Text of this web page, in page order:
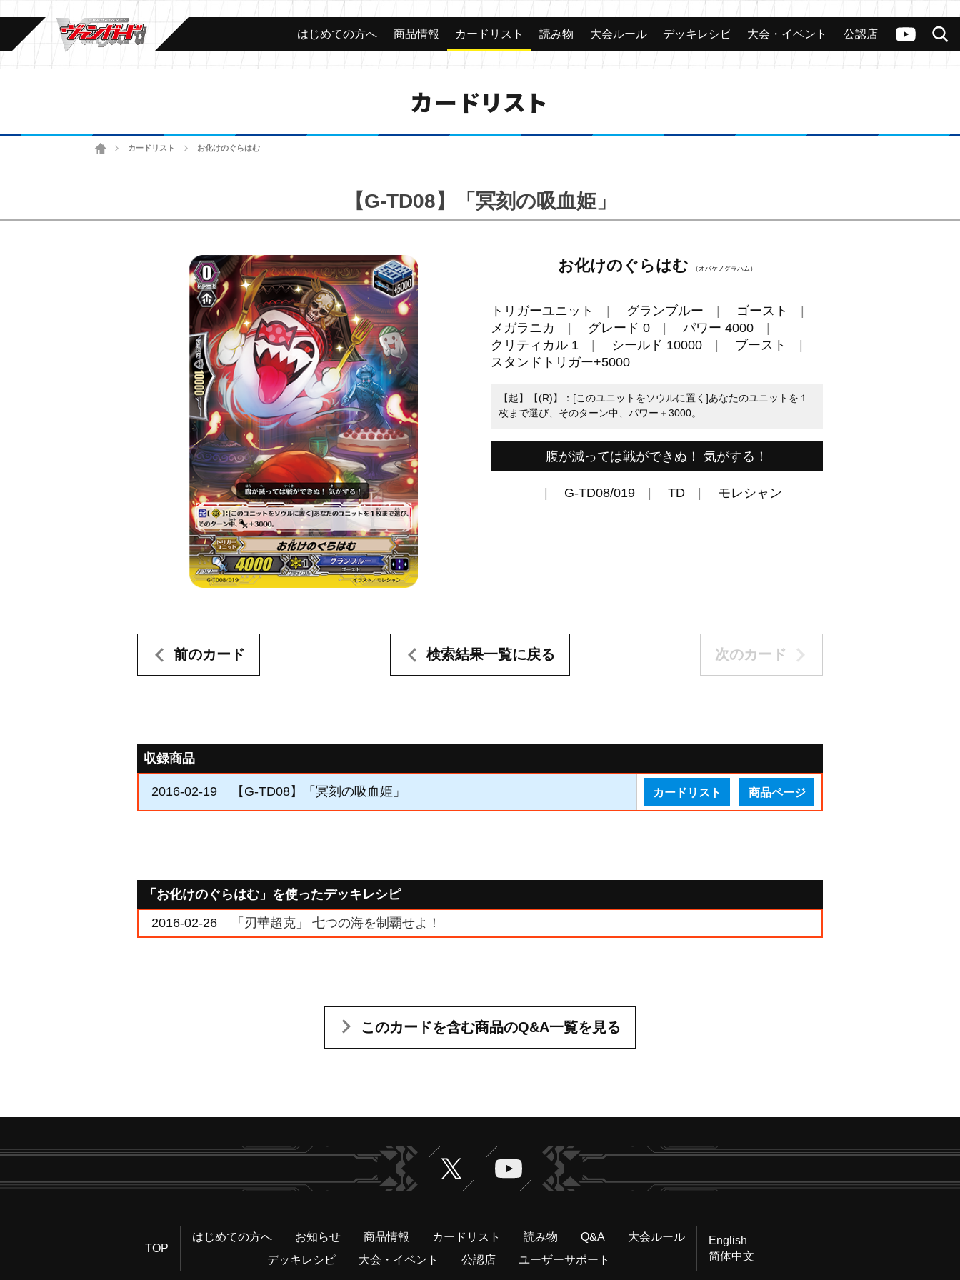
ヴァンガードch
検索
カード 大会 公認店舗 その他
はじめての方へ 商品情報 カードリスト 読み物 大会ルール デッキレシピ 大会・イベント 公認店
カードリスト
ホームカードリスト お化けのぐらはむ
【G-TD08】「冥刻の吸血姫」
お化けのぐらはむ （オバケノグラハム）
トリガーユニット グランブルー
ゴースト
メガラニカ
グレード 0
パワー 4000
クリティカル 1
シールド 10000
ブースト
スタンドトリガー+5000
【起】【(R)】：[このユニットをソウルに置く]あなたのユニットを１
枚まで選び、そのターン中、パワー＋3000。
腹が減っては戦ができぬ！ 気がする！
G-TD08/019 TD モレシャン
前のカード 検索結果一覧に戻る 次のカード
収録商品
2016-02-19 【G-TD08】「冥刻の吸血姫」 カードリスト 商品ページ
「お化けのぐらはむ」を使ったデッキレシピ
2016-02-26
「刃華超克」 七つの海を制覇せよ！
このカードを含む商品のQ&A一覧を見る
Twitter ヴァンガードch
TOP
はじめての方へ お知らせ 商品情報 カードリスト 読み物 Q&A
大会ルール
デッキレシピ
大会・イベント 公認店 ユーザーサポート
English
简体中文